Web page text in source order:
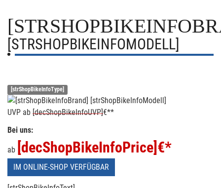
[STRSHOPBIKEINFOMODELL]
[strShopBikeInfoType]
UVP ab [decShopBikeInfoUVP]€**
Bei uns:
ab [decShopBikeInfoPrice] €*
IM ONLINE-SHOP VERFÜGBAR